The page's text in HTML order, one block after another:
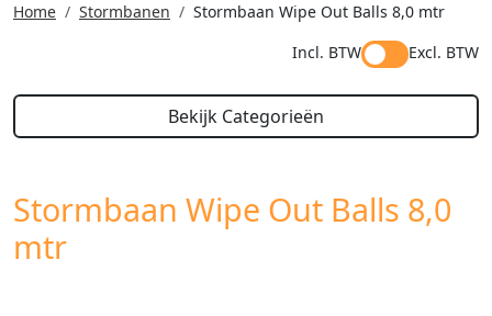
Home Stormbanen
Stormbaan Wipe Out Balls 8,0 mtr
Incl. BTW
Excl. BTW
Bekijk Categorieën
Stormbaan Wipe Out Balls 8,0
mtr